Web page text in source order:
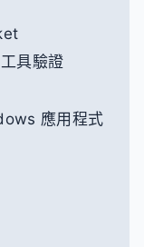
具驗證
應用程式